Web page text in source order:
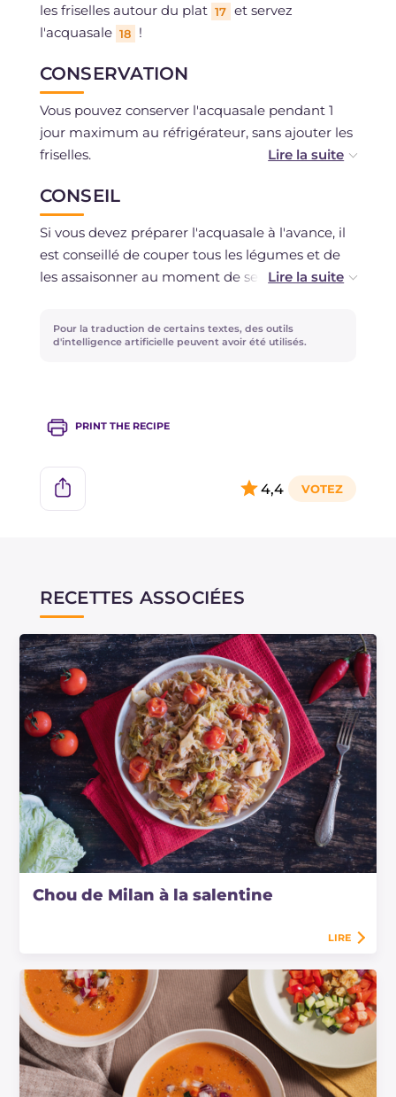
les friselles autour du plat 17 et servez
l'acquasale 18 !
CONSERVATION
Vous pouvez conserver l'acquasale pendant 1
jour maximum au réfrigérateur, sans ajouter les
friselles.
La congélation est déconseillée.
CONSEIL
Si vous devez préparer l'acquasale à l'avance, il
est conseillé de couper tous les légumes et de
les assaisonner au moment de servir.
Les concombres blancs, également connus sous
le nom de "cummarazzi", sont typiques des
dans ce cas, il est conseillé de les éplucher avant
Pour la traduction de certains textes, des outils
d'intelligence artificielle peuvent avoir été utilisés.
PRINT THE RECIPE
4,4
RECETTES ASSOCIÉES
Chou de Milan à la salentine
LIRE